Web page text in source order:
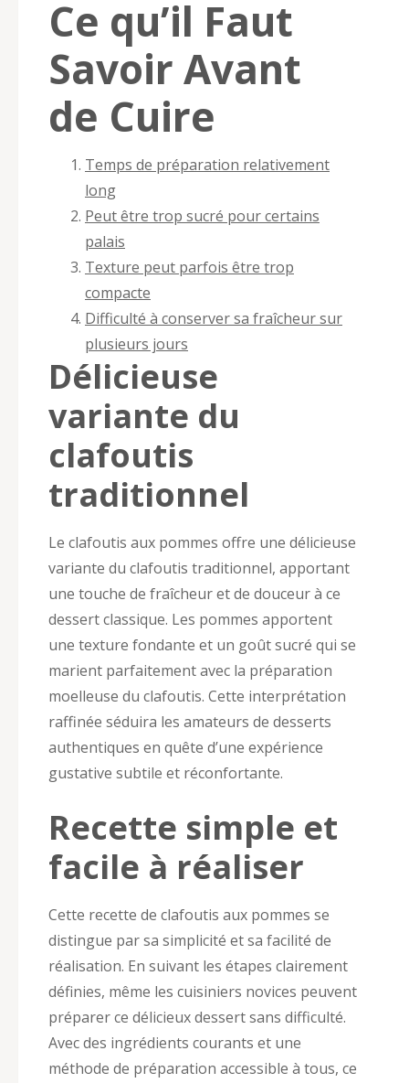
Ce qu’il Faut
Savoir Avant
de Cuire
Temps de préparation relativement
long
Peut être trop sucré pour certains
palais
Texture peut parfois être trop
compacte
Difficulté à conserver sa fraîcheur sur
plusieurs jours
Délicieuse
variante du
clafoutis
traditionnel
Le clafoutis aux pommes offre une délicieuse
variante du clafoutis traditionnel, apportant
une touche de fraîcheur et de douceur à ce
dessert classique. Les pommes apportent
une texture fondante et un goût sucré qui se
marient parfaitement avec la préparation
moelleuse du clafoutis. Cette interprétation
raffinée séduira les amateurs de desserts
authentiques en quête d’une expérience
gustative subtile et réconfortante.
Recette simple et
facile à réaliser
Cette recette de clafoutis aux pommes se
distingue par sa simplicité et sa facilité de
réalisation. En suivant les étapes clairement
définies, même les cuisiniers novices peuvent
préparer ce délicieux dessert sans difficulté.
Avec des ingrédients courants et une
méthode de préparation accessible à tous, ce